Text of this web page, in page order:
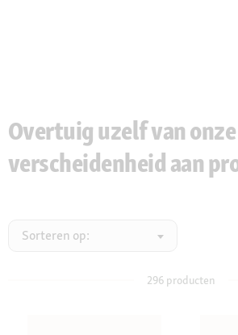
Overtuig uzelf van onze
verscheidenheid aan
Sorteren op:
296producten